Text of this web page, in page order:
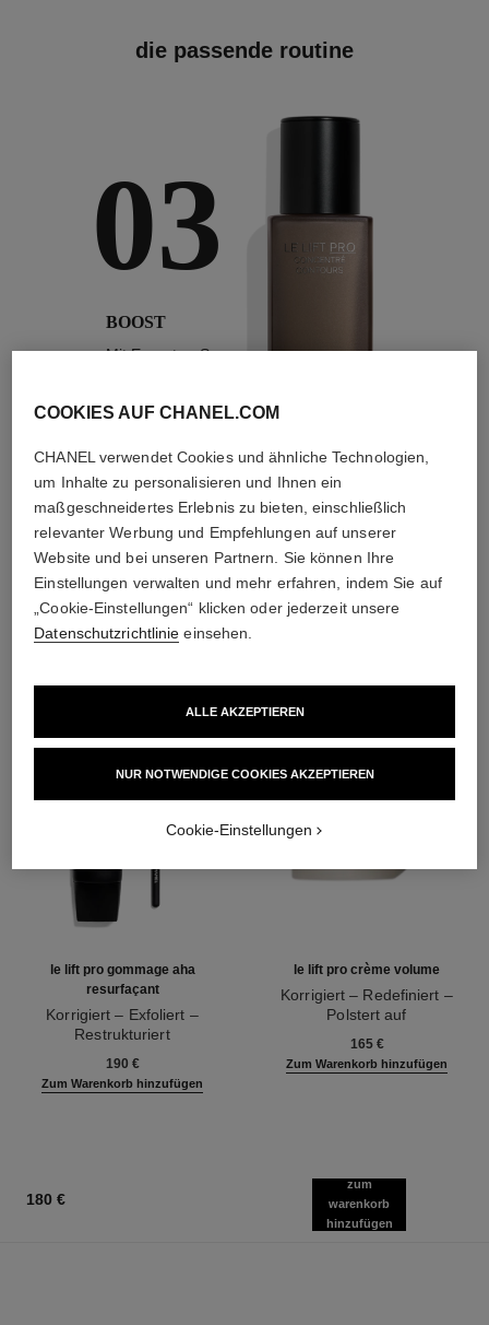
die passende routine
03
BOOST
Mit Experten-Seren
3/4
DIE PERFEKTE KOMBINATION
le lift pro gommage aha
resurfaçant
Korrigiert – Exfoliert –
Restrukturiert
190 €
Zum Warenkorb hinzufügen
le lift pro crème volume
Korrigiert – Redefiniert –
Polstert auf
165 €
Zum Warenkorb hinzufügen
180 €
zum
warenkorb
hinzufügen
COOKIES AUF CHANEL.COM
CHANEL verwendet Cookies und ähnliche Technologien,
um Inhalte zu personalisieren und Ihnen ein
maßgeschneidertes Erlebnis zu bieten, einschließlich
relevanter Werbung und Empfehlungen auf unserer
Website und bei unseren Partnern. Sie können Ihre
Einstellungen verwalten und mehr erfahren, indem Sie auf
„Cookie-Einstellungen“ klicken oder jederzeit unsere
Datenschutzrichtlinie einsehen.
NUR NOTWENDIGE COOKIES AKZEPTIEREN
ALLE AKZEPTIEREN
Cookie-Einstellungen